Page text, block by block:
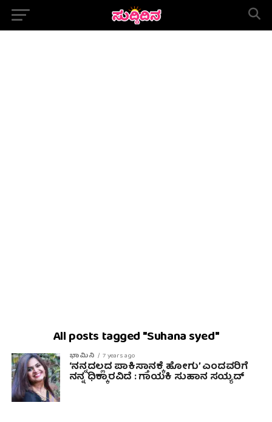
All posts tagged "Suhana syed"
ಭಾಮಿನಿ 7 years ago
‘ನನ್ನದಲ್ಲದ ಪಾಕಿಸ್ತಾನಕ್ಕೆ ಹೋಗು’ ಎಂದವರಿಗೆ
ನನ್ನ ಧಿಕ್ಕಾರವಿದೆ : ಗಾಯಕಿ‌ ಸುಹಾನ ಸಯ್ಯದ್